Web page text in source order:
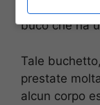
aprono
buco che ha
Tale
prestate
alcun corpo